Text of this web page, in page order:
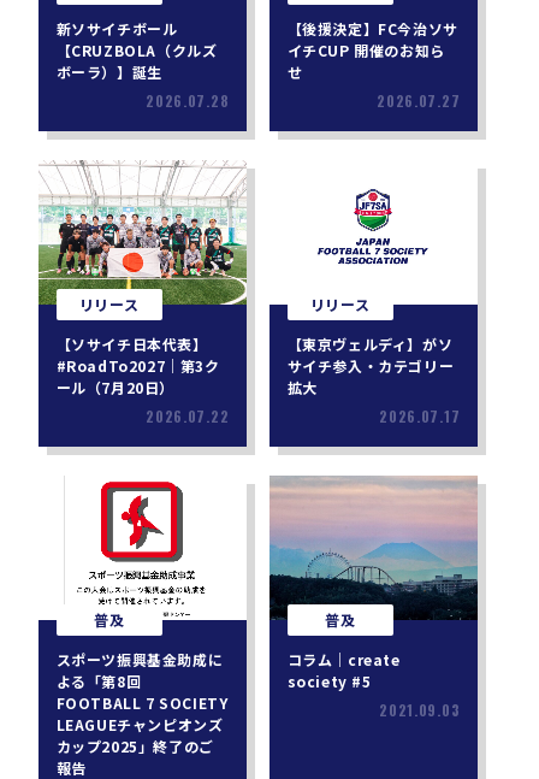
新ソサイチボール
【CRUZBOLA（クルズ
ボーラ）】誕生
2026.07.28
【後援決定】FC今治ソサ
イチCUP 開催のお知ら
せ
2026.07.27
リリース
【ソサイチ日本代表】
#RoadTo2027｜第3ク
ール（7月20日）
2026.07.22
リリース
【東京ヴェルディ】がソ
サイチ参入・カテゴリー
拡大
2026.07.17
普及
スポーツ振興基金助成に
よる「第8回
FOOTBALL 7 SOCIETY
LEAGUEチャンピオンズ
カップ2025」終了のご
報告
普及
コラム｜create
society #5
2021.09.03